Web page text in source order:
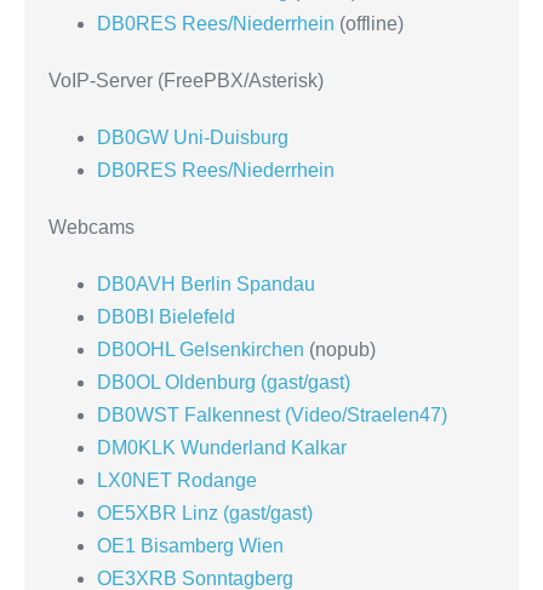
DB0RES Rees/Niederrhein (offline)
VoIP-Server (FreePBX/Asterisk)
DB0GW Uni-Duisburg
DB0RES Rees/Niederrhein
Webcams
DB0AVH Berlin Spandau
DB0BI Bielefeld
DB0OHL Gelsenkirchen (nopub)
DB0OL Oldenburg (gast/gast)
DB0WST Falkennest (Video/Straelen47)
DM0KLK Wunderland Kalkar
LX0NET Rodange
OE5XBR Linz (gast/gast)
OE1 Bisamberg Wien
OE3XRB Sonntagberg